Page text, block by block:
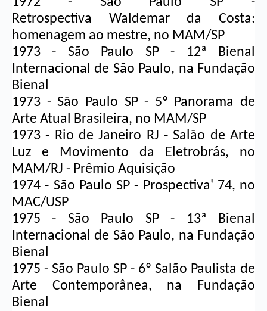
Retrospectiva Waldemar da Costa:
homenagem ao mestre, no MAM/SP
1973 - São Paulo SP - 12ª Bienal
Internacional de São Paulo, na Fundação
Bienal
1973 - São Paulo SP - 5º Panorama de
Arte Atual Brasileira, no MAM/SP
1973 - Rio de Janeiro RJ - Salão de Arte
Luz e Movimento da Eletrobrás, no
MAM/RJ - Prêmio Aquisição
1974 - São Paulo SP - Prospectiva' 74, no
MAC/USP
1975 - São Paulo SP - 13ª Bienal
Internacional de São Paulo, na Fundação
Bienal
1975 - São Paulo SP - 6º Salão Paulista de
Arte Contemporânea, na Fundação
Bienal